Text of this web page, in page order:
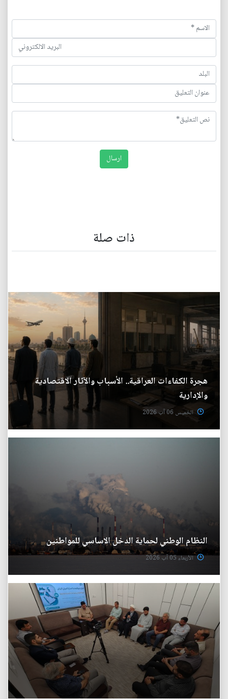
ذات صلة
هجرة الكفاءات العراقية.. الأسباب والآثار الاقتصادية
والإدارية
الخميس 06 آب 2026
النظام الوطني لحماية الدخل الاساسي للمواطنين
الأربعاء 05 آب 2026